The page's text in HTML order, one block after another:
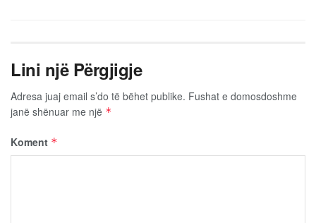
Lini një Përgjigje
Adresa juaj email s’do të bëhet publike. Fushat e domosdoshme
janë shënuar me një *
Koment *